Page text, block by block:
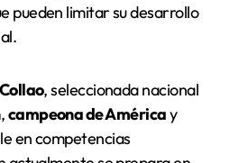
pueden limitar su desarrollo
, seleccionada nacional
,campeona de Américay
en competencias